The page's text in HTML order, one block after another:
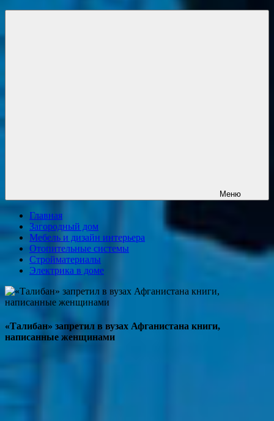
Меню
Главная
Загородный дом
Мебель и дизайн интерьера
Отопительные системы
Стройматериалы
Электрика в доме
«Талибан» запретил в вузах Афганистана книги,
написанные женщинами